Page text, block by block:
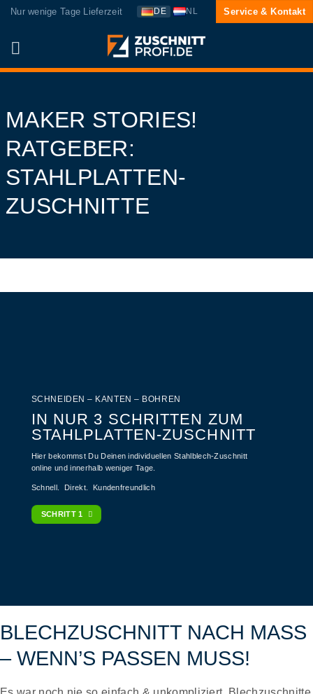
Zum
springen
Nur wenige Tage Lieferzeit DE NL Service & Kontakt
MAKER STORIES!
RATGEBER:
STAHLPLATTEN-
ZUSCHNITTE
SCHNEIDEN – KANTEN – BOHREN
IN NUR 3 SCHRITTEN ZUM
STAHLPLATTEN-ZUSCHNITT
Hier bekommst Du Deinen individuellen Stahlblech-Zuschnitt
online und innerhalb weniger Tage.
Schnell. Direkt. Kundenfreundlich
SCHRITT 1
BLECHZUSCHNITT NACH MASS –
WENN’S PASSEN MUSS!